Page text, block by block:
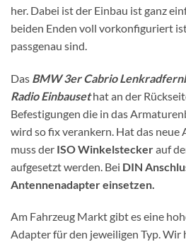
her. Dabei ist der Einbau ist ganz
beiden Enden voll vorkonfiguriert
passgenau sind.
Das BMW 3er Cabrio
Radio Einbausethat an der
Befestigungen die in das
wird so fix verankern. Hat das neue
muss der ISO Winkelsteckerauf
aufgesetzt werden. Bei DIN
Antennenadapter einsetzen.
Am Fahrzeug Markt gibt es eine
Adapter für den jeweiligen Typ. Wir